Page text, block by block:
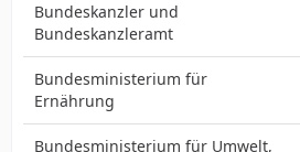
Bundeskanzler und
Bundeskanzleramt
Bundesministerium für
Ernährung
Bundesministerium für Umwelt,